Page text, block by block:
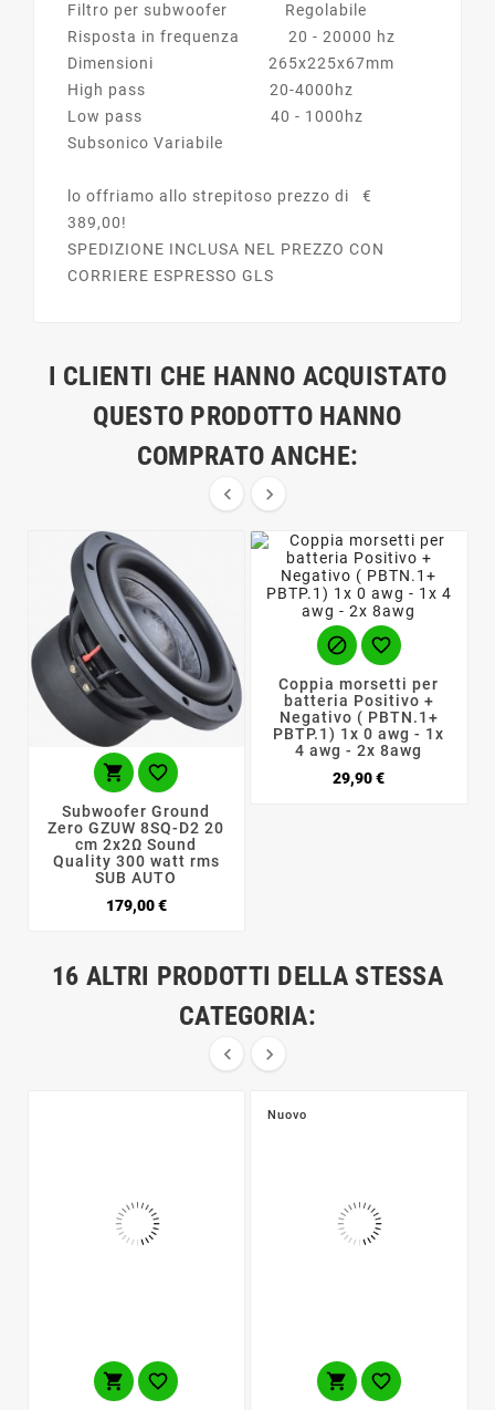
Filtro per subwoofer Regolabile
Risposta in frequenza 20 - 20000 hz
Dimensioni 265x225x67mm
High pass 20-4000hz
Low pass 40 - 1000hz
Subsonico Variabile
lo offriamo allo strepitoso prezzo di €
389,00!
SPEDIZIONE INCLUSA NEL PREZZO CON
CORRIERE ESPRESSO GLS
I CLIENTI CHE HANNO ACQUISTATO
QUESTO PRODOTTO HANNO
COMPRATO ANCHE:
 
 
Subwoofer Ground
Zero GZUW 8SQ-D2 20
cm 2x2Ω Sound
Quality 300 watt rms
SUB AUTO
179,00 €Prezzo
 
Coppia morsetti per
batteria Positivo +
Negativo ( PBTN.1+
PBTP.1) 1x 0 awg - 1x
4 awg - 2x 8awg
29,90 €Prezzo
16 ALTRI PRODOTTI DELLA STESSA
CATEGORIA:
 
 
Nuovo
 